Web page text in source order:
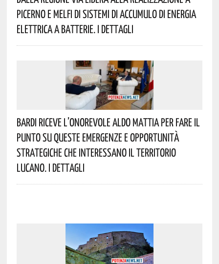
Picerno E Melfi Di Sistemi Di Accumulo Di Energia
Elettrica A Batterie. I Dettagli
Bardi Riceve L’onorevole Aldo Mattia Per Fare Il
Punto Su Queste Emergenze E Opportunità
Strategiche Che Interessano Il Territorio
Lucano. I Dettagli